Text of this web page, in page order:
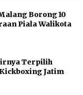
Borong 10
Piala Walikota
Terpilih
Jatim